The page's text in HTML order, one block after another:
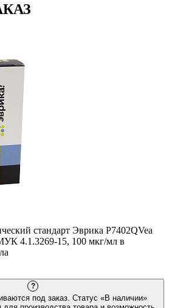
стандарт Эврика P7402QVea
4.1.3269-15, 100 мкг/мл в
?
под заказ. Статус «В наличии»